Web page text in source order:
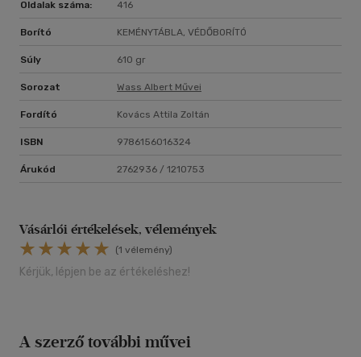
Oldalak száma: 416
Borító KEMÉNYTÁBLA, VÉDŐBORÍTÓ
Súly 610 gr
Sorozat Wass Albert Művei
Fordító Kovács Attila Zoltán
ISBN 9786156016324
Árukód 2762936 / 1210753
Vásárlói értékelések, vélemények
(1 vélemény)
Kérjük, lépjen be az értékeléshez!
A szerző további művei